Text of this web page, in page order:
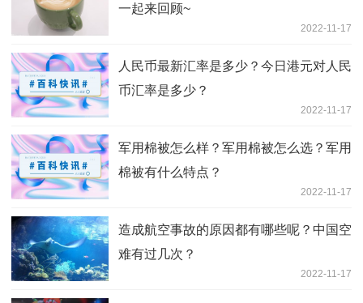
一起来回顾~
2022-11-17
人民币最新汇率是多少？今日港元对人民
币汇率是多少？
2022-11-17
军用棉被怎么样？军用棉被怎么选？军用
棉被有什么特点？
2022-11-17
造成航空事故的原因都有哪些呢？中国空
难有过几次？
2022-11-17